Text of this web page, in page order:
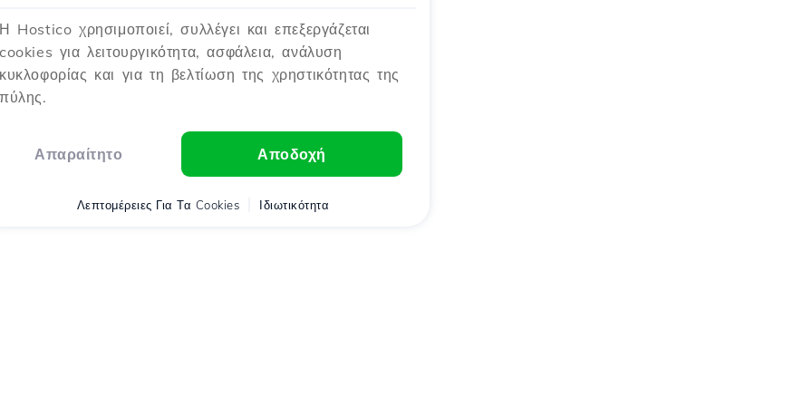
Η Hostico χρησιμοποιεί, συλλέγει και επεξεργάζεται
cookies για λειτουργικότητα, ασφάλεια, ανάλυση
κυκλοφορίας και για τη βελτίωση της χρηστικότητας της
πύλης.
Απαραίτητο Αποδοχή
Λεπτομέρειες Για Τα Cookies Ιδιωτικότητα